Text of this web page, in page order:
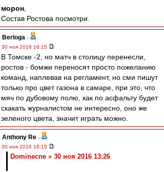
морон
Состав Ростова посмотри.
Berloga -
30 ноя 2016 16:15
В Томске -2, но матч в столицу перенесли,
ростов - бомжи переносят просто пожеланию
команд, наплевав на регламент, но сми пишут
только про цвет газона в самаре, при это, что
мяч по дубовому полю, как по асфальту будет
скакать журналистом не интересно, оно же
зеленого цвета, значит играть можно.
Anthony Re -
30 ноя 2016 16:15
Dominecne » 30 ноя 2016 13:26